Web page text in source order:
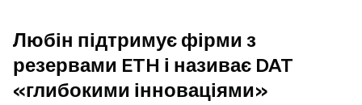
Любін підтримує фірми з
резервами ETH і називає DAT
«глибокими інноваціями»